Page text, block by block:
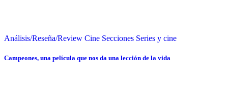
Análisis/Reseña/Review Cine Secciones Series y cine
Campeones, una película que nos da una lección de la vida